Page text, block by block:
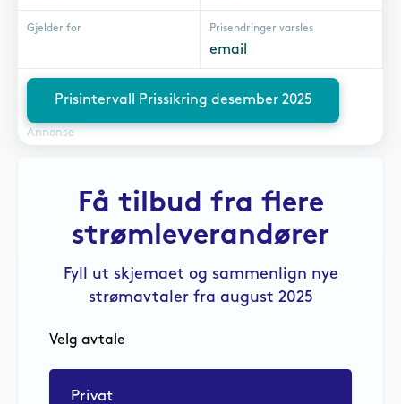
Gjelder for Prisendringer varsles
email
Prisintervall Prissikring desember 2025
Annonse
Få tilbud fra flere
strømleverandører
Fyll ut skjemaet og sammenlign nye
strømavtaler fra august 2025
Velg avtale
Privat